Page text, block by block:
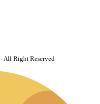
- All Right Reserved